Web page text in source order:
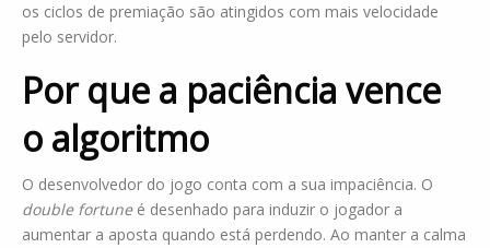
os ciclos de premiação são atingidos com mais velocidade
pelo servidor.
Por que a paciência vence
o algoritmo
O desenvolvedor do jogo conta com a sua impaciência. O
double fortuneé desenhado para induzir o jogador a
aumentar a aposta quando está perdendo. Ao manter a calma